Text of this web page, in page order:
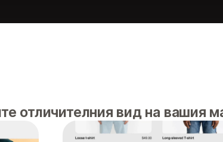
отличителния вид на вашия